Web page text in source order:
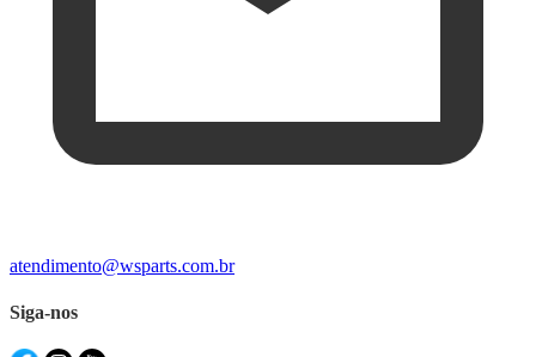
atendimento@wsparts.com.br
Siga-nos